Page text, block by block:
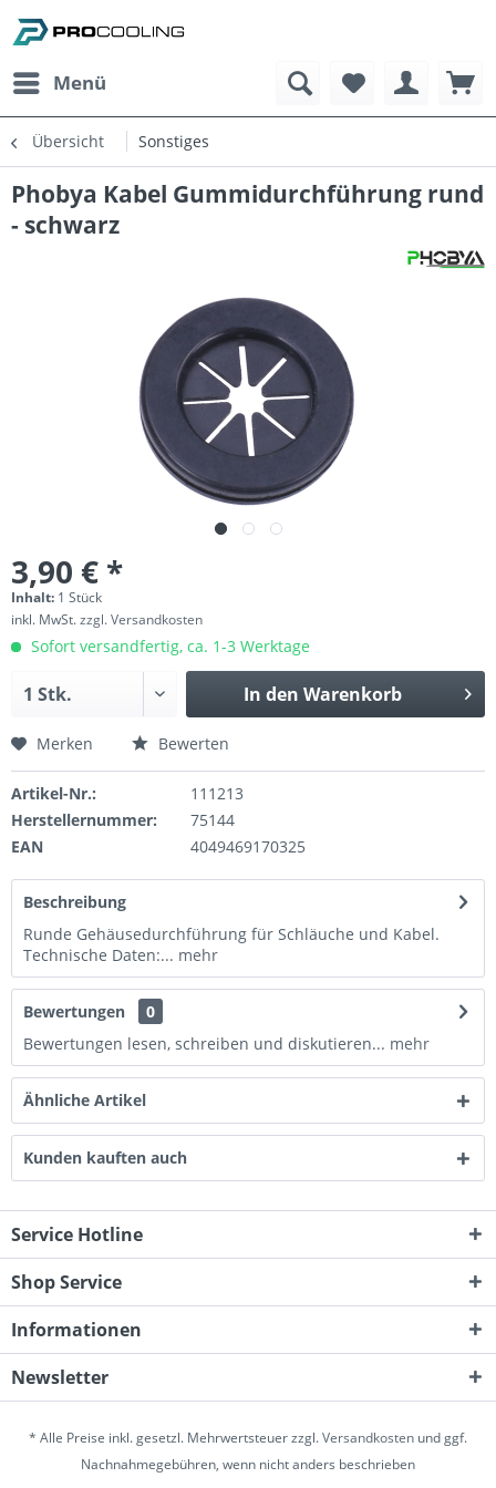
Menü
Übersicht Sonstiges
Phobya Kabel Gummidurchführung rund
- schwarz
3,90 € *
Inhalt: 1 Stück
inkl. MwSt.zzgl. Versandkosten
Sofort versandfertig, ca. 1-3 Werktage
In den Warenkorb
Merken Bewerten
Artikel-Nr.:
111213
Herstellernummer:
75144
EAN
4049469170325
Beschreibung
Runde Gehäusedurchführung für Schläuche und Kabel.
Technische Daten:... mehr
Bewertungen
0
Bewertungen lesen, schreiben und diskutieren... mehr
Ähnliche Artikel
Kunden kauften auch
Service Hotline
Shop Service
Informationen
Newsletter
* Alle Preise inkl. gesetzl. Mehrwertsteuer zzgl.Versandkosten und ggf.
Nachnahmegebühren, wenn nicht anders beschrieben